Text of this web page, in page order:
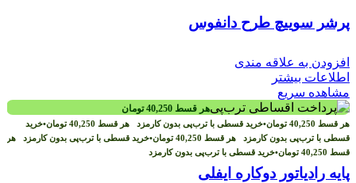
پرشر سوییچ طرح دانفوس
افزودن به علاقه مندی
اطلاعات بیشتر
مشاهده سریع
هر قسط 40,250 تومان
هر قسط 40,250 تومان•خرید قسطی با ترب‌پی بدون کارمزد هر قسط 40,250 تومان•خرید
قسطی با ترب‌پی بدون کارمزد هر قسط 40,250 تومان•خرید قسطی با ترب‌پی بدون کارمزد هر
قسط 40,250 تومان•خرید قسطی با ترب‌پی بدون کارمزد
پایه رادیاتور دوکاره ایفلی